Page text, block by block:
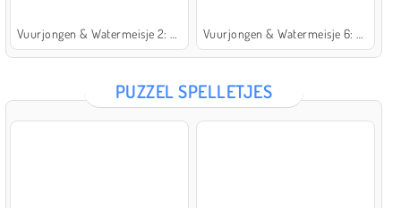
PUZZEL SPELLETJES